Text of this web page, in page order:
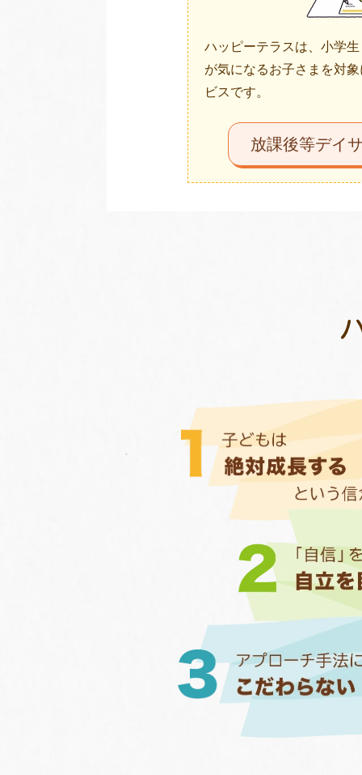
ハッピーテラスは、小学
が気になるお子さまを対
ビスです。
放課後等デイ